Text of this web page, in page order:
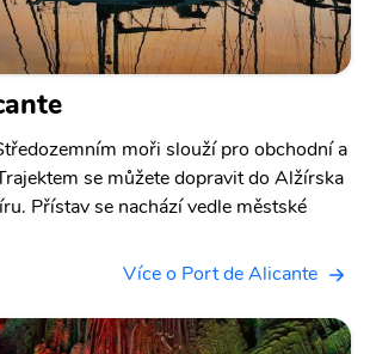
moři slouží pro obchodní a
se můžete dopravit do Alžírska
Přístav se nachází vedle městské
Více o Port de Alicante